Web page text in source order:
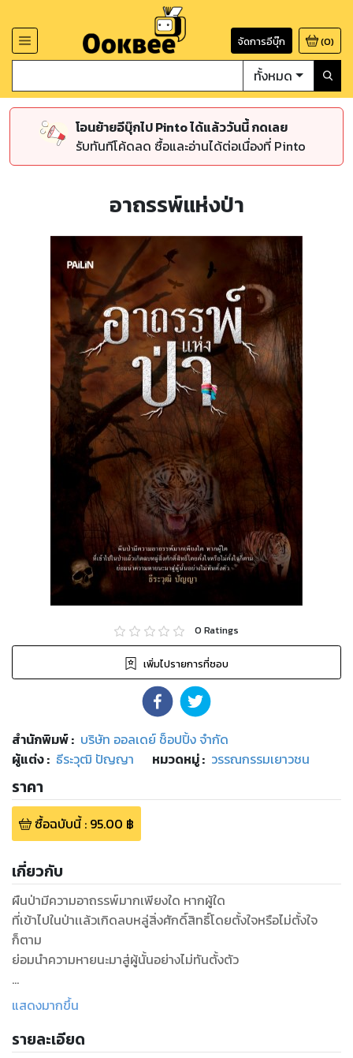
จัดการอีบุ๊ก (0)
ทั้งหมด
โอนย้ายอีบุ๊กไป Pinto ได้แล้ววันนี้ กดเลย
รับทันทีโค้ดลด ซื้อและอ่านได้ต่อเนื่องที่ Pinto
อาถรรพ์แห่งป่า
0 Ratings
เพิ่มไปรายการที่ชอบ
สำนักพิมพ์: บริษัท ออลเดย์ ช็อปปิ้ง จำกัด
ผู้แต่ง : ธีระวุฒิ ปัญญา หมวดหมู่: วรรณกรรมเยาวชน
ราคา
ซื้อฉบับนี้: 95.00 ฿
เกี่ยวกับ
ผืนป่ามีความอาถรรพ์มากเพียงใด หากผู้ใด
ที่เข้าไปในป่าเเล้วเกิดลบหลู่สิ่งศักดิ์สิทธิ์โดยตั้งใจหรือไม่ตั้งใจ
ก็ตาม
ย่อมนำความหายนะมาสู่ผู้นั้นอย่างไม่ทันตั้งตัว
ดูหนังสือเรื่องอื่นๆ ของเรา ได้ที่ www.pailinbooknet.com
แสดงมากขึ้น
รายละเอียด